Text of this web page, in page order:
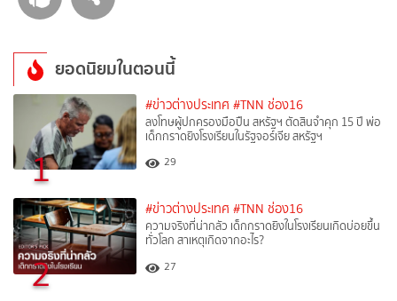
ยอดนิยมในตอนนี้
1
#ข่าวต่างประเทศ #TNN ช่อง16
ลงโทษผู้ปกครองมือปืน สหรัฐฯ ตัดสินจำคุก 15 ปี พ่อ
เด็กกราดยิงโรงเรียนในรัฐจอร์เจีย สหรัฐฯ
29
2
#ข่าวต่างประเทศ #TNN ช่อง16
ความจริงที่น่ากลัว เด็กกราดยิงในโรงเรียนเกิดบ่อยขึ้น
ทั่วโลก สาเหตุเกิดจากอะไร?
27